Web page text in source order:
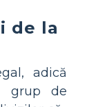
de la
adică
grup de